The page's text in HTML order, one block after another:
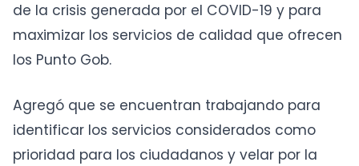
de la crisis generada por el COVID-19 y para
maximizar los servicios de calidad que ofrecen
los Punto Gob.
Agregó que se encuentran trabajando para
identificar los servicios considerados como
prioridad para los ciudadanos y velar por la